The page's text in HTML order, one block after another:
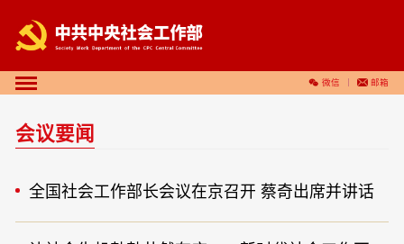
微信 邮箱
会议要闻
全国社会工作部长会议在京召开 蔡奇出席并讲话